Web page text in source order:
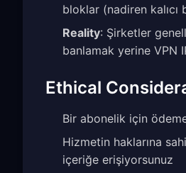
bloklar (nadiren kalıcı
Reality: Şirketler
banlamak yerine VPN
Ethical
Bir abonelik için
Hizmetin haklarına
içeriğe erişiyorsunuz